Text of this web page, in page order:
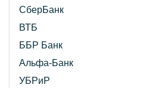
СберБанк
ВТБ
ББР Банк
Альфа-Банк
УБРиР